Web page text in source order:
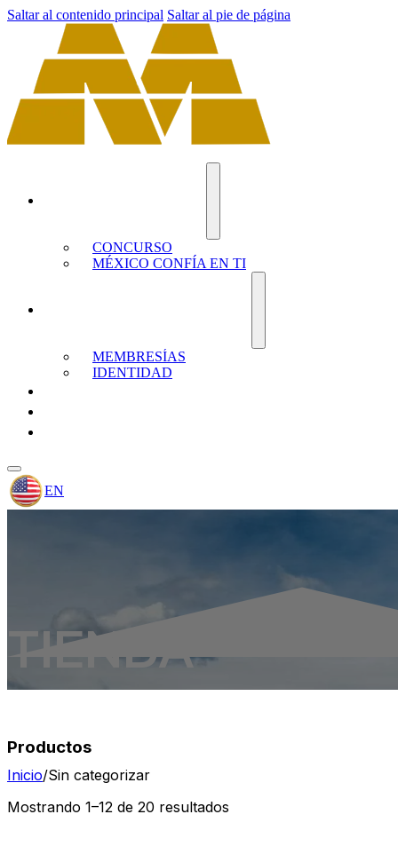
Saltar al contenido principal Saltar al pie de página
CONCURSO
MÉXICO CONFÍA EN TI
MEMBRESÍAS
IDENTIDAD
EN
TIENDA
Productos
Inicio/Sin categorizar
Mostrando 1–12 de 20 resultados